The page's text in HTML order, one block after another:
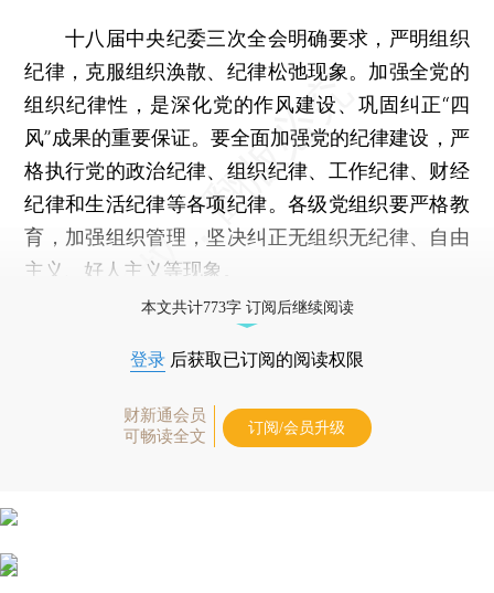
十八届中央纪委三次全会明确要求，严明组织
纪律，克服组织涣散、纪律松弛现象。加强全党的
组织纪律性，是深化党的作风建设、巩固纠正“四
风”成果的重要保证。要全面加强党的纪律建设，严
格执行党的政治纪律、组织纪律、工作纪律、财经
纪律和生活纪律等各项纪律。各级党组织要严格教
育，加强组织管理，坚决纠正无组织无纪律、自由
主义、好人主义等现象。
本文共计773字 订阅后继续阅读
登录 后获取已订阅的阅读权限
财新通会员
可畅读全文
订阅/会员升级